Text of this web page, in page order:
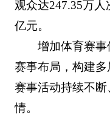
观众达247.35万
亿元。
增加体育赛
赛事布局，构建
赛事活动持续不
情。